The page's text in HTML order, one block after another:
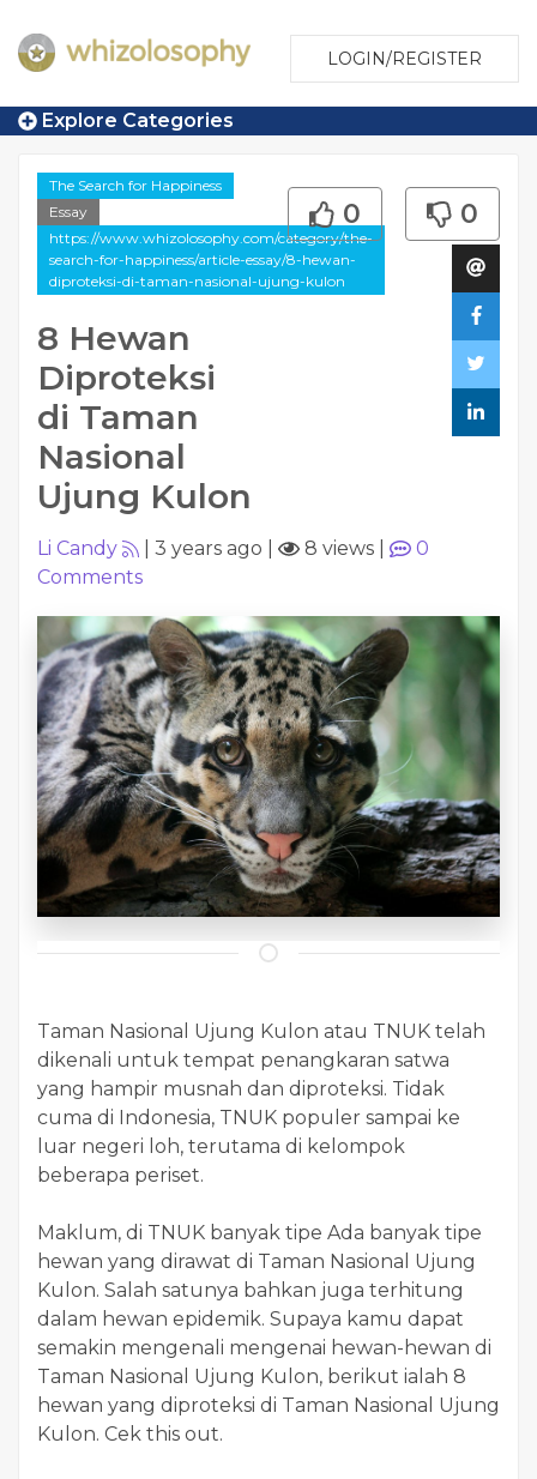
LOGIN/REGISTER
Explore Categories
The Search for Happiness
Essay
https://www.whizolosophy.com/category/the-
search-for-happiness/article-essay/8-hewan-
diproteksi-di-taman-nasional-ujung-kulon
8 Hewan
Diproteksi
di Taman
Nasional
Ujung Kulon
0 0
Li Candy 3 years ago 8 views
0
Comments
Taman Nasional Ujung Kulon atau TNUK telah
dikenali untuk tempat penangkaran satwa
yang hampir musnah dan diproteksi. Tidak
cuma di Indonesia, TNUK populer sampai ke
luar negeri loh, terutama di kelompok
beberapa periset.
Maklum, di TNUK banyak tipe Ada banyak tipe
hewan yang dirawat di Taman Nasional Ujung
Kulon. Salah satunya bahkan juga terhitung
dalam hewan epidemik. Supaya kamu dapat
semakin mengenali mengenai hewan-hewan di
Taman Nasional Ujung Kulon, berikut ialah 8
hewan yang diproteksi di Taman Nasional Ujung
Kulon. Cek this out.